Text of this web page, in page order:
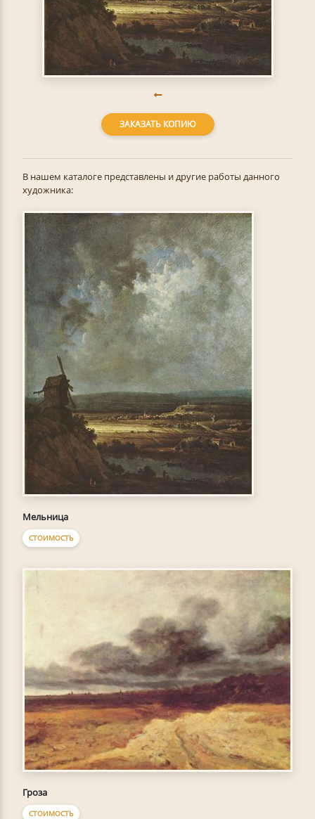
ЗАКАЗАТЬ КОПИЮ
В нашем каталоге представлены и другие работы данного
художника:
Мельница
СТОИМОСТЬ
Гроза
СТОИМОСТЬ